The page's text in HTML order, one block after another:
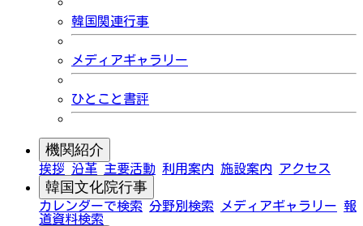
韓国関連行事
メディアギャラリー
ひとこと書評
機関紹介
挨拶 沿革 主要活動 利用案内 施設案内 アクセス
韓国文化院行事
カレンダーで検索 分野別検索 メディアギャラリー 報
道資料検索